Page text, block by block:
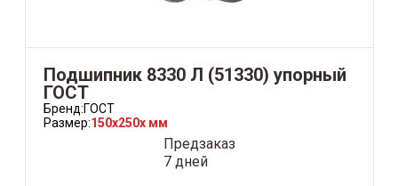
Подшипник 8330 Л (51330) упорный
ГОСТ
Бренд:ГОСТ
Размер:150x250x мм
Предзаказ
7 дней